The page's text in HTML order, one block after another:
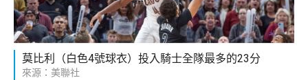
莫比利（白色4號球衣）投入騎士全隊最多的23分
來源：美聯社